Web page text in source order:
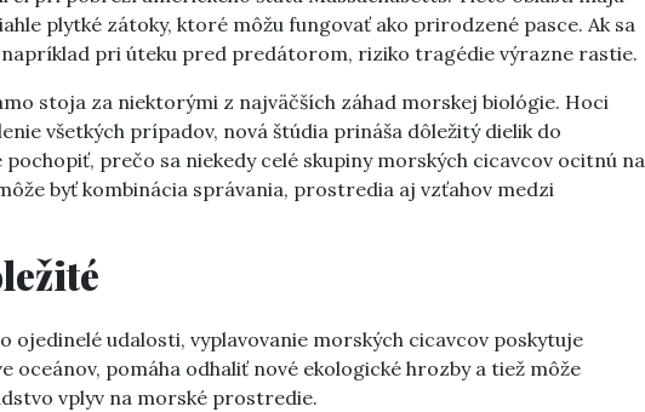
plytké zátoky, ktoré môžu fungovať ako prirodzené pasce. Ak sa
pri úteku pred predátorom, riziko tragédie výrazne rastie.
stoja za niektorými z najväčších záhad morskej biológie. Hoci
všetkých prípadov, nová štúdia prináša dôležitý dielik do
pochopiť, prečo sa niekedy celé skupiny morských cicavcov ocitnú na
byť kombinácia správania, prostredia aj vzťahov medzi
ojedinelé udalosti, vyplavovanie morských cicavcov poskytuje
oceánov, pomáha odhaliť nové ekologické hrozby a tiež môže
vplyv na morské prostredie.